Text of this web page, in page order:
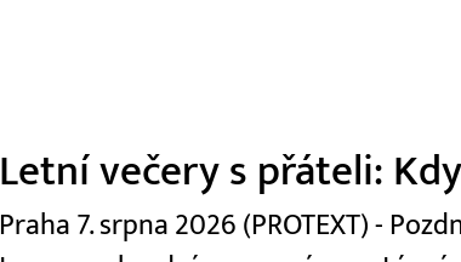
Letní večery s přáteli:
Praha 7. srpna 2026 (PROTEXT) -